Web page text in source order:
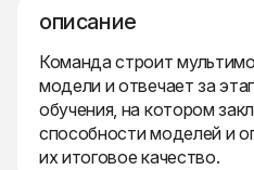
описание
Команда строит
модели и отвечает за
обучения, на котором
способности моделей и
их итоговое качество.